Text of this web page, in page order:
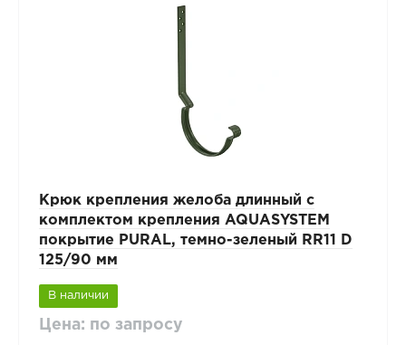
Крюк крепления желоба длинный с
комплектом крепления AQUASYSTEM
покрытие PURAL, темно-зеленый RR11 D
125/90 мм
В наличии
Цена: по запросу